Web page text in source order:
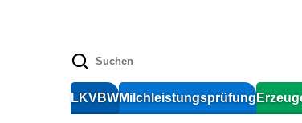
LKVBWMilchleistungsprüfung